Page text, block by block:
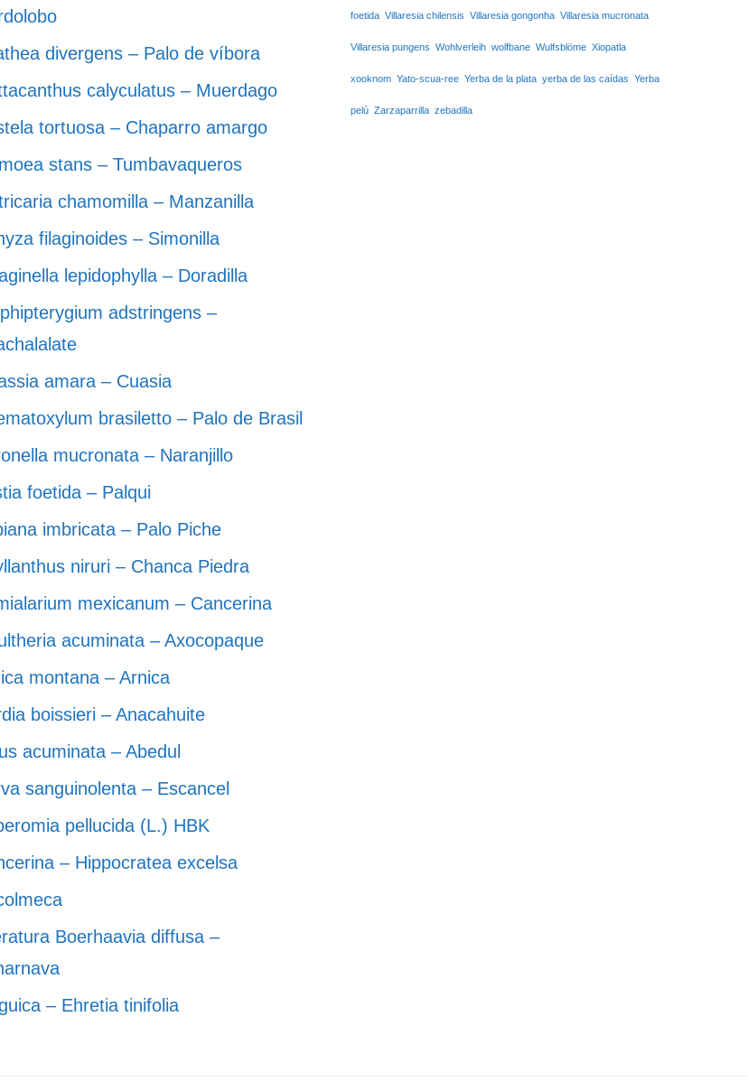
divergens – Palo de víbora
calyculatus – Muerdago
tortuosa – Chaparro amargo
stans – Tumbavaqueros
chamomilla – Manzanilla
filaginoides – Simonilla
lepidophylla – Doradilla
adstringens –
amara – Cuasia
brasiletto – Palo de Brasil
mucronata – Naranjillo
foetida – Palqui
imbricata – Palo Piche
niruri – Chanca Piedra
mexicanum – Cancerina
acuminata – Axocopaque
montana – Arnica
boissieri – Anacahuite
acuminata – Abedul
sanguinolenta – Escancel
pellucida (L.) HBK
– Hippocratea excelsa
Boerhaavia diffusa –
– Ehretia tinifolia
foetida Villaresia chilensis Villaresia gongonha Villaresia mucronata
Villaresia pungens Wohlverleih wolfbane Wulfsblöme Xiopatla
xooknom Yato-scua-ree Yerba de la plata yerba de las caídas Yerba
pelú Zarzaparrilla zebadilla